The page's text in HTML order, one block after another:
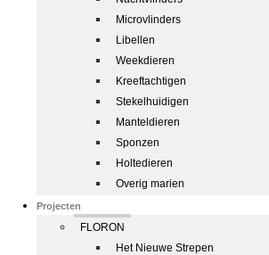
Microvlinders
Libellen
Weekdieren
Kreeftachtigen
Stekelhuidigen
Manteldieren
Sponzen
Holtedieren
Overig marien
Projecten
FLORON
Het Nieuwe Strepen